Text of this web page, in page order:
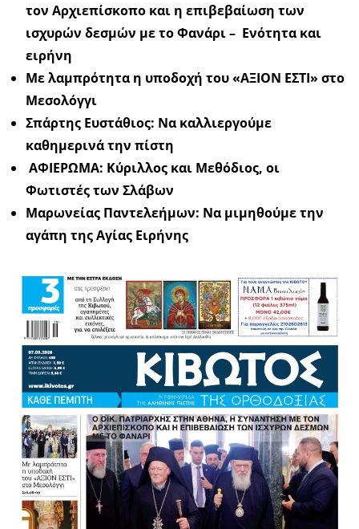
τον Αρχιεπίσκοπο και η επιβεβαίωση των
ισχυρών δεσμών με το Φανάρι – Ενότητα και
ειρήνη
Με λαμπρότητα η υποδοχή του «ΑΞΙΟΝ ΕΣΤΙ» στο
Μεσολόγγι
Σπάρτης Ευστάθιος: Να καλλιεργούμε
καθημερινά την πίστη
ΑΦΙΕΡΩΜΑ: Κύριλλος και Μεθόδιος, οι
Φωτιστές των Σλάβων
Μαρωνείας Παντελεήμων: Να μιμηθούμε την
αγάπη της Αγίας Ειρήνης